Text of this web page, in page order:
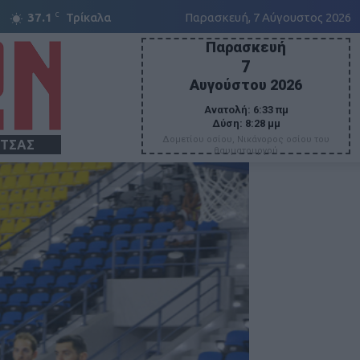
37.1 C Τρίκαλα Παρασκευή, 7 Αύγουστος 2026
Παρασκευή
7
Αυγούστου 2026
Ανατολή: 6:33 πμ
Δύση: 8:28 μμ
Δομετίου οσίου, Νικάνορος οσίου του
θαυματουργού